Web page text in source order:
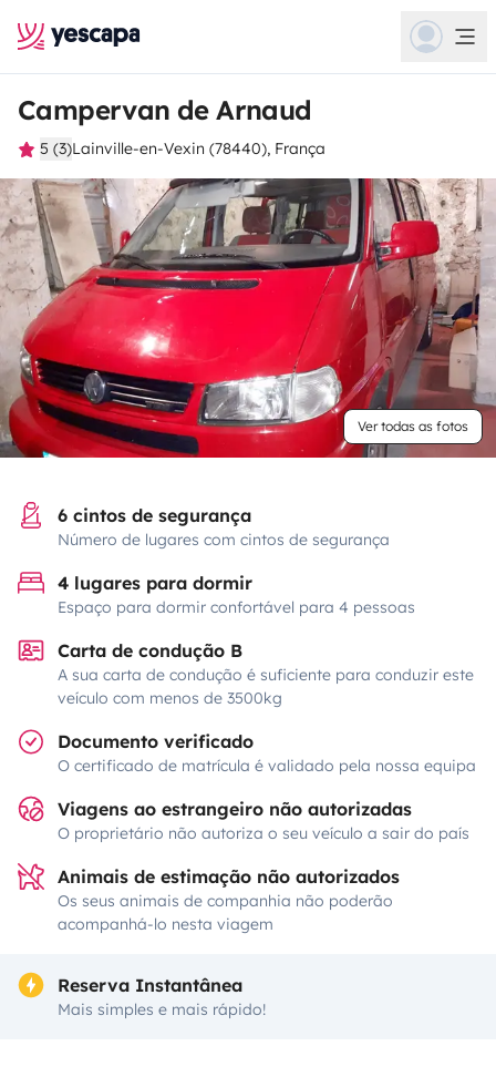
Campervan de Arnaud
5 (3)Lainville-en-Vexin (78440), França
Ver todas as fotos
6 cintos de segurança
Número de lugares com cintos de segurança
4 lugares para dormir
Espaço para dormir confortável para 4 pessoas
Carta de condução B
A sua carta de condução é suficiente para conduzir este
veículo com menos de 3500kg
Documento verificado
O certificado de matrícula é validado pela nossa equipa
Viagens ao estrangeiro não autorizadas
O proprietário não autoriza o seu veículo a sair do país
Animais de estimação não autorizados
Os seus animais de companhia não poderão
acompanhá-lo nesta viagem
Reserva Instantânea
Mais simples e mais rápido!